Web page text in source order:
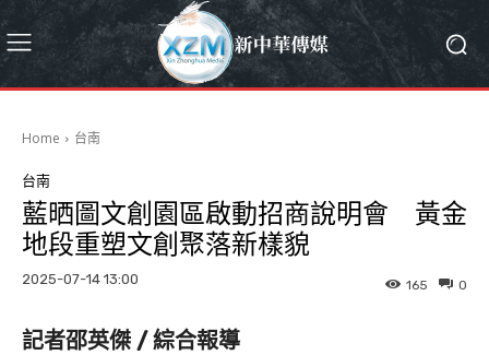
Home 台南
台南
藍晒圖文創園區啟動招商說明會 黃金
地段重塑文創聚落新樣貌
2025-07-14 13:00 0
165
記者邵英傑 / 綜合報導